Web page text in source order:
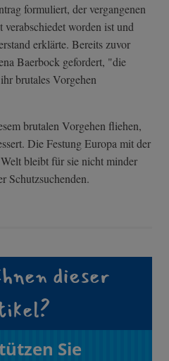
formuliert, der vergangenen
worden ist und
erklärte. Bereits zuvor
Baerbock gefordert, "die
brutales Vorgehen
brutalen Vorgehen fliehen,
Die Festung Europa mit der
bleibt für sie nicht minder
Schutzsuchenden.
dieser
Sie